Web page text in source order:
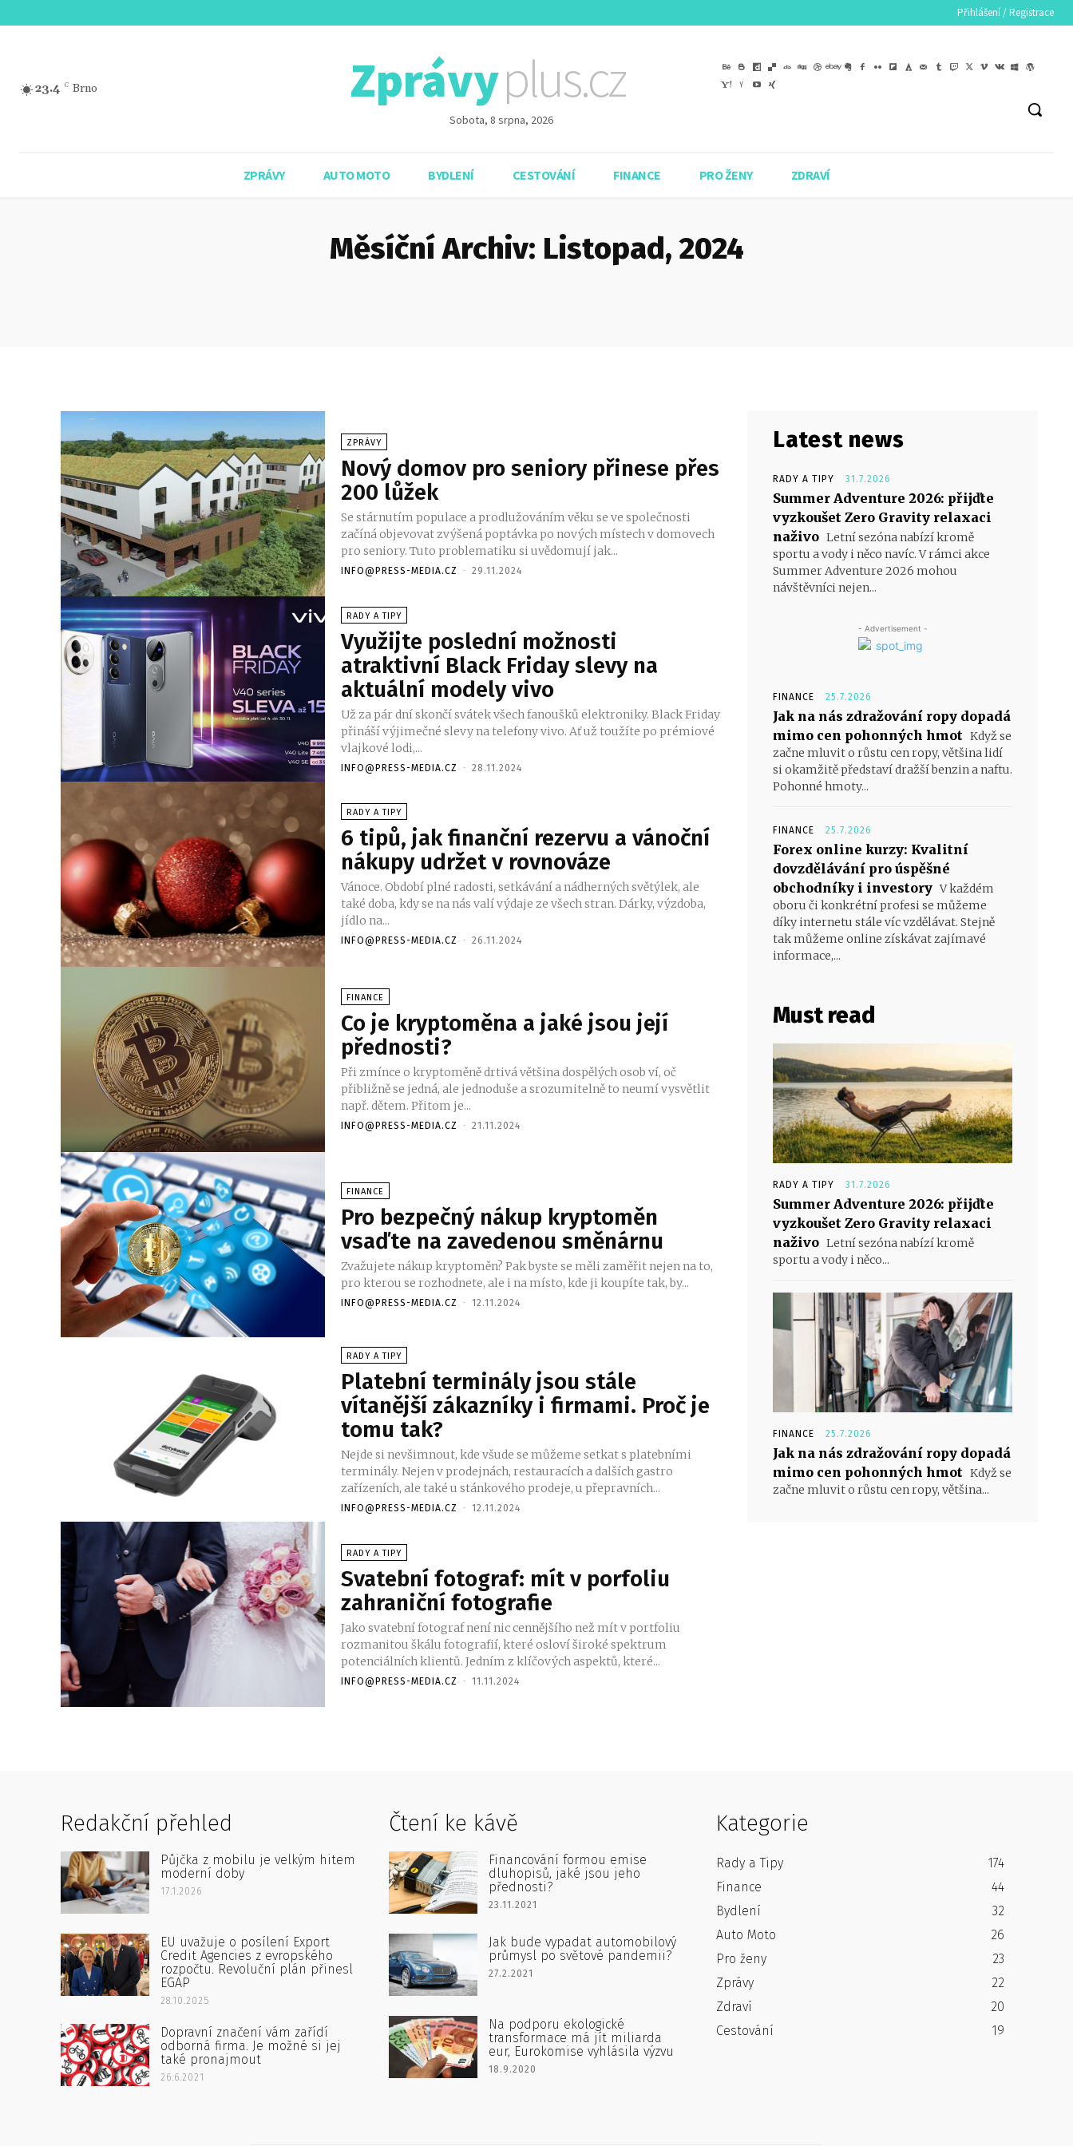
Přihlášení / Registrace
23.4 C Brno Zprávyplus.cz
Sobota, 8 srpna, 2026
ZPRÁVY AUTO MOTO BYDLENÍ CESTOVÁNÍ FINANCE PRO ŽENY ZDRAVÍ
Měsíční Archiv: Listopad, 2024
ZPRÁVY
Nový domov pro seniory přinese přes
200 lůžek
Se stárnutím populace a prodlužováním věku se ve společnosti
začíná objevovat zvýšená poptávka po nových místech v domovech
pro seniory. Tuto problematiku si uvědomují jak...
INFO@PRESS-MEDIA.CZ - 29.11.2024
RADY A TIPY
Využijte poslední možnosti
atraktivní Black Friday slevy na
aktuální modely vivo
Už za pár dní skončí svátek všech fanoušků elektroniky. Black Friday
přináší výjimečné slevy na telefony vivo. Ať už toužíte po prémiové
vlajkové lodi,...
INFO@PRESS-MEDIA.CZ - 28.11.2024
RADY A TIPY
6 tipů, jak finanční rezervu a vánoční
nákupy udržet v rovnováze
Vánoce. Období plné radosti, setkávání a nádherných světýlek, ale
také doba, kdy se na nás valí výdaje ze všech stran. Dárky, výzdoba,
jídlo na...
INFO@PRESS-MEDIA.CZ - 26.11.2024
FINANCE
Co je kryptoměna a jaké jsou její
přednosti?
Při zmínce o kryptoměně drtivá většina dospělých osob ví, oč
přibližně se jedná, ale jednoduše a srozumitelně to neumí vysvětlit
např. dětem. Přitom je...
INFO@PRESS-MEDIA.CZ - 21.11.2024
FINANCE
Pro bezpečný nákup kryptoměn
vsaďte na zavedenou směnárnu
Zvažujete nákup kryptoměn? Pak byste se měli zaměřit nejen na to,
pro kterou se rozhodnete, ale i na místo, kde ji koupíte tak, by...
INFO@PRESS-MEDIA.CZ - 12.11.2024
RADY A TIPY
Platební terminály jsou stále
vítanější zákazníky i firmami. Proč je
tomu tak?
Nejde si nevšimnout, kde všude se můžeme setkat s platebními
terminály. Nejen v prodejnách, restauracích a dalších gastro
zařízeních, ale také u stánkového prodeje, u přepravních...
INFO@PRESS-MEDIA.CZ - 12.11.2024
RADY A TIPY
Svatební fotograf: mít v porfoliu
zahraniční fotografie
Jako svatební fotograf není nic cennějšího než mít v portfoliu
rozmanitou škálu fotografií, které osloví široké spektrum
potenciálních klientů. Jedním z klíčových aspektů, které...
INFO@PRESS-MEDIA.CZ - 11.11.2024
Latest news
RADY A TIPY 31.7.2026
Summer Adventure 2026: přijďte
vyzkoušet Zero Gravity relaxaci
naživo Letní sezóna nabízí kromě
sportu a vody i něco navíc. V rámci akce
Summer Adventure 2026 mohou
návštěvníci nejen...
- Advertisement -
FINANCE 25.7.2026
Jak na nás zdražování ropy dopadá
mimo cen pohonných hmot Když se
začne mluvit o růstu cen ropy, většina lidí
si okamžitě představí dražší benzin a naftu.
Pohonné hmoty...
FINANCE 25.7.2026
Forex online kurzy: Kvalitní
dovzdělávání pro úspěšné
obchodníky i investory V každém
oboru či konkrétní profesi se můžeme
díky internetu stále víc vzdělávat. Stejně
tak můžeme online získávat zajímavé
informace,...
Must read
RADY A TIPY 31.7.2026
Summer Adventure 2026: přijďte
vyzkoušet Zero Gravity relaxaci
naživo Letní sezóna nabízí kromě
sportu a vody i něco...
FINANCE 25.7.2026
Jak na nás zdražování ropy dopadá
mimo cen pohonných hmot Když se
začne mluvit o růstu cen ropy, většina...
Redakční přehled
Půjčka z mobilu je velkým hitem
moderní doby
17.1.2026
EU uvažuje o posílení Export
Credit Agencies z evropského
rozpočtu. Revoluční plán přinesl
EGAP
28.10.2025
Dopravní značení vám zařídí
odborná firma. Je možné si jej
také pronajmout
26.6.2021
Čtení ke kávě
Financování formou emise
dluhopisů, jaké jsou jeho
přednosti?
23.11.2021
Jak bude vypadat automobilový
průmysl po světové pandemii?
27.2.2021
Na podporu ekologické
transformace má jít miliarda
eur, Eurokomise vyhlásila výzvu
18.9.2020
Kategorie
Rady a Tipy
174
Finance
44
Bydlení
32
Auto Moto
26
Pro ženy
23
Zprávy
22
Zdraví
20
Cestování
19